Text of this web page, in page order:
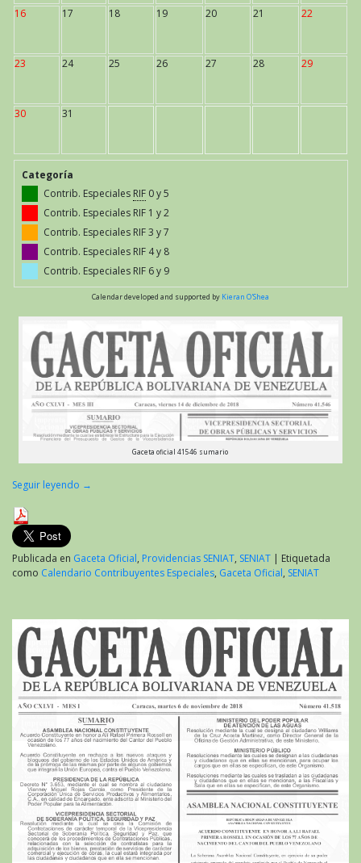
16 17 18 19 20 21 22
23 24 25 26 27 28 29
30 31
Categoría
Contrib. Especiales RIF 0 y 5
Contrib. Especiales RIF 1 y 2
Contrib. Especiales RIF 3 y 7
Contrib. Especiales RIF 4 y 8
Contrib. Especiales RIF 6 y 9
Calendar developed and supported by Kieran O'Shea
Gaceta oficial 41546 sumario
Seguir leyendo →
Publicada en Gaceta Oficial, Providencias SENIAT, SENIAT | Etiquetada
como Calendario Contribuyentes Especiales, Gaceta Oficial, SENIAT